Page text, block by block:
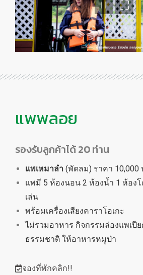
แพพลอย
รองรับลูกค้าได้ 20 ท่าน
แพเหมาลำ (พัดลม) ราคา 10,000
แพมี 5 ห้องนอน 2 ห้องน้ำ 1 ห้อง
เล่น
พร้อมเครื่องเสียงคาราโอเกะ
ไม่รวมอาหาร กิจกรรมล่องแพเปี
ธรรมชาติ ให้อาหารหมูป่า
จองที่พักคลิก!!